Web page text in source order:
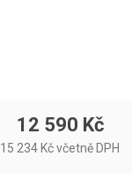
12 590 Kč
15 234 Kč včetně DPH